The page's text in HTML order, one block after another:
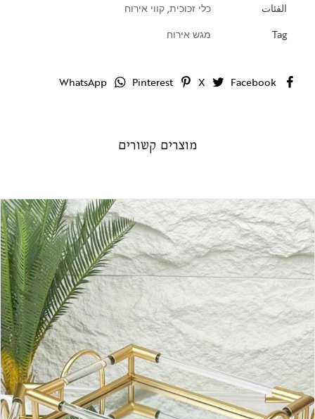
الفئات כלי זכוכית,קווי אירוח
Tag
מגש אירוח
Facebook
X
Pinterest
WhatsApp
מוצרים קשורים